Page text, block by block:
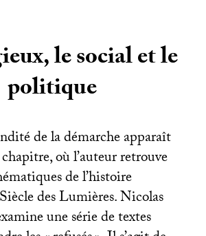
le social et le
politique
de la démarche apparaît
où l’auteur retrouve
de l’histoire
des Lumières. Nicolas
une série de textes